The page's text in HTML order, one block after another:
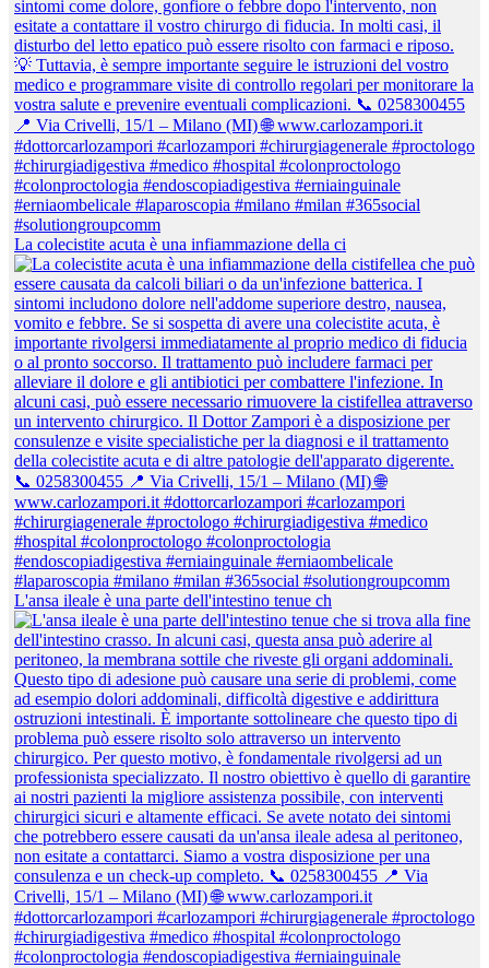
La colecistite acuta è una infiammazione della ci
L'ansa ileale è una parte dell'intestino tenue ch